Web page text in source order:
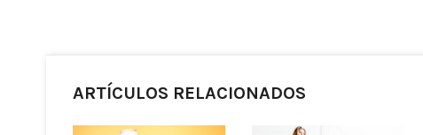
ARTÍCULOS RELACIONADOS